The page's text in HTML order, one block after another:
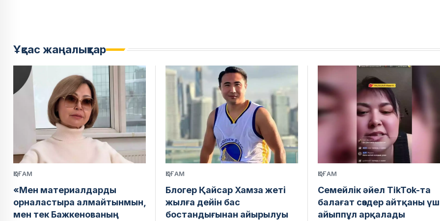
Ұқсас жаңалықтар
ҚОҒАМ
«Мен материалдарды
орналастыра алмайтынмын,
мен тек Бажкенованың
ҚОҒАМ
Блогер Қайсар Хамза жеті
жылға дейін бас
бостандығынан айырылуы
ҚОҒАМ
Семейлік әйел TikTok-та
балағат сөздер айтқаны
айыппұл арқалады